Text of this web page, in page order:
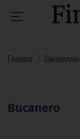
Главная Сигариллы
Bucanero